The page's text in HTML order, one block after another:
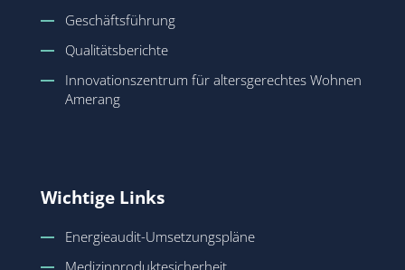
Geschäftsführung
Qualitätsberichte
Innovationszentrum für altersgerechtes Wohnen
Amerang
Wichtige Links
Energieaudit-Umsetzungspläne
Medizinproduktesicherheit